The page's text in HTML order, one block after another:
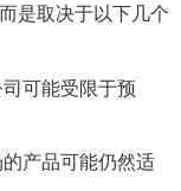
是取决于以下几个
可能受限于预
产品可能仍然适